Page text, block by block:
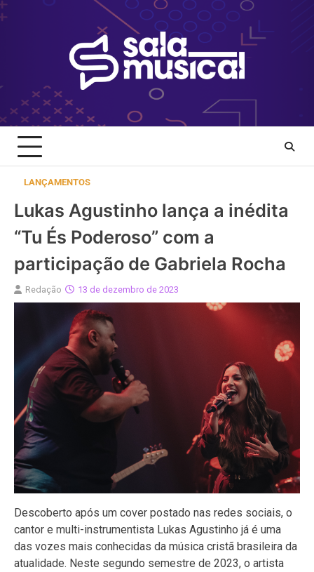
Skip
to
LANÇAMENTOS
Lukas Agustinho lança a inédita
“Tu És Poderoso” com a
participação de Gabriela Rocha
Redação 13 de dezembro de 2023
Descoberto após um cover postado nas redes sociais, o
cantor e multi-instrumentista Lukas Agustinho já é uma
das vozes mais conhecidas da música cristã brasileira da
atualidade. Neste segundo semestre de 2023, o artista